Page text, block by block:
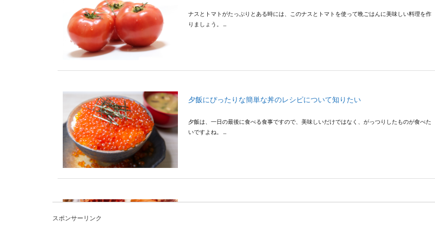
ナスとトマトがたっぷりとある時には、このナスとトマトを使って晩ごはんに美味しい料理を作
りましょう。 ...
夕飯にぴったりな簡単な丼のレシピについて知りたい
夕飯は、一日の最後に食べる食事ですので、美味しいだけではなく、がっつりしたものが食べた
いですよね。 ...
スポンサーリンク